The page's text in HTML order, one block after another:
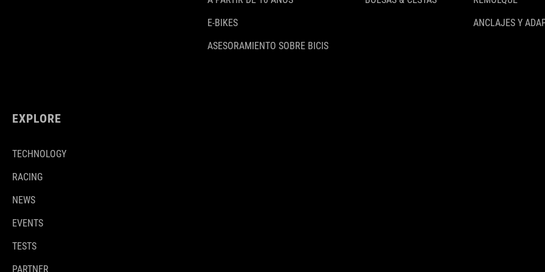
E-BIKES
ASESORAMIENTO SOBRE BICIS
ANCLAJES Y
EXPLORE
TECHNOLOGY
RACING
NEWS
EVENTS
TESTS
PARTNER